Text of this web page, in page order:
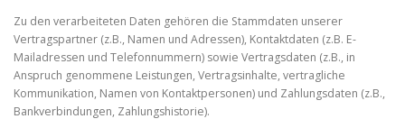
Zu den verarbeiteten Daten gehören die Stammdaten unserer
Vertragspartner (z.B., Namen und Adressen), Kontaktdaten (z.B. E-
Mailadressen und Telefonnummern) sowie Vertragsdaten (z.B., in
Anspruch genommene Leistungen, Vertragsinhalte, vertragliche
Kommunikation, Namen von Kontaktpersonen) und Zahlungsdaten (z.B.,
Bankverbindungen, Zahlungshistorie).